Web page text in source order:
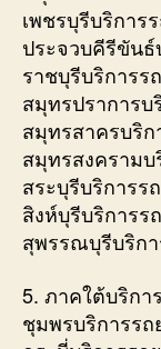
เพชรบุรีบริการ
ประจวบคีรีขัน
ราชบุรีบริการร
สมุทรปราการ
สมุทรสาครบริ
สมุทรสงคราม
สระบุรีบริการร
สิงห์บุรีบริการร
สุพรรณบุรีบริก
5. ภาคใต้บริกา
ชุมพรบริการร